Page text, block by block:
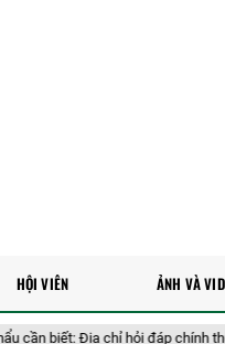
biết: Địa chỉ hỏi đáp chính thức
HỘI VIÊN ẢNH VÀ